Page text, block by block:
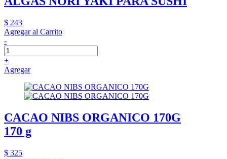
$ 243
Agregar al Carrito
-
+
Agregar
CACAO NIBS ORGANICO 170G
170 g
$ 325